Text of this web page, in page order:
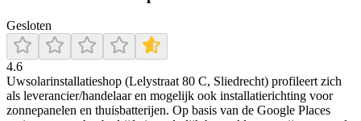
Gesloten
4.6
Uwsolarinstallatieshop (Lelystraat 80 C, Sliedrecht) profileert zich
als leverancier/handelaar en mogelijk ook installatierichting voor
zonnepanelen en thuisbatterijen. Op basis van de Google Places